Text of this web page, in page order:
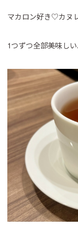
マカロン好き♡カヌ
1つずつ全部美味しい